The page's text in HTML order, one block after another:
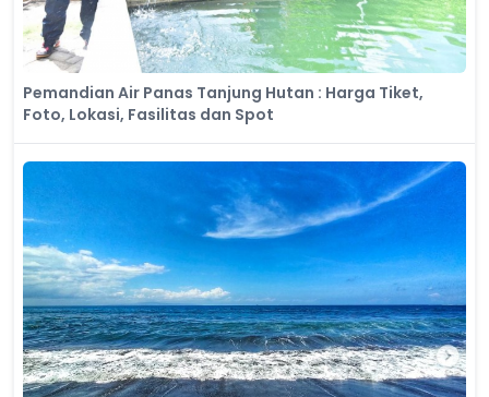
Pemandian Air Panas Tanjung Hutan : Harga Tiket,
Foto, Lokasi, Fasilitas dan Spot